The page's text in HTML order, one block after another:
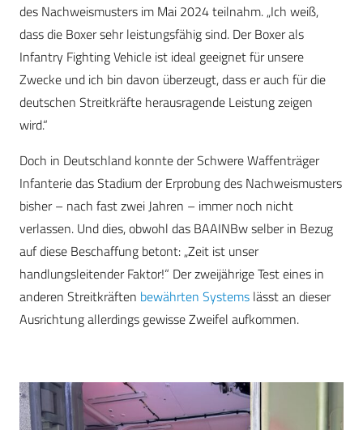
des Nachweismusters im Mai 2024 teilnahm. „Ich weiß,
dass die Boxer sehr leistungsfähig sind. Der Boxer als
Infantry Fighting Vehicle ist ideal geeignet für unsere
Zwecke und ich bin davon überzeugt, dass er auch für die
deutschen Streitkräfte herausragende Leistung zeigen
wird.“
Doch in Deutschland konnte der Schwere Waffenträger
Infanterie das Stadium der Erprobung des Nachweismusters
bisher – nach fast zwei Jahren – immer noch nicht
verlassen. Und dies, obwohl das BAAINBw selber in Bezug
auf diese Beschaffung betont: „Zeit ist unser
handlungsleitender Faktor!“ Der zweijährige Test eines in
anderen Streitkräften bewährten Systems lässt an dieser
Ausrichtung allerdings gewisse Zweifel aufkommen.